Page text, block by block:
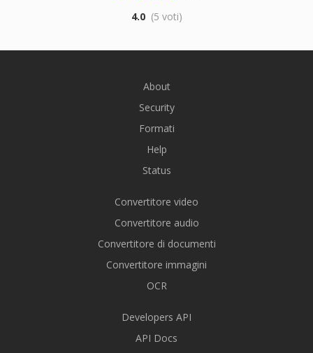
4.0 (5 voti)
About
Security
Formati
Help
Status
Convertitore video
Convertitore audio
Convertitore di documenti
Convertitore immagini
OCR
Developers API
API Docs